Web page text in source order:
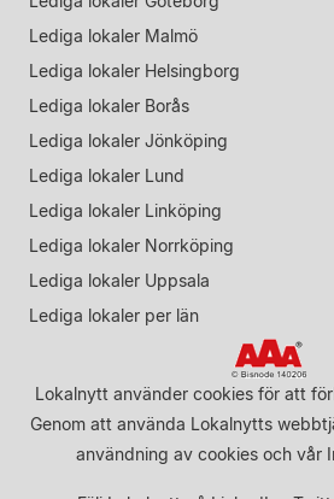
Lediga lokaler Malmö
Lediga lokaler Helsingborg
Lediga lokaler Borås
Lediga lokaler Jönköping
Lediga lokaler Lund
Lediga lokaler Linköping
Lediga lokaler Norrköping
Lediga lokaler Uppsala
Lediga lokaler per län
Lokalnytt använder cookies för att
Genom att använda Lokalnytts
användning av cookies och vår